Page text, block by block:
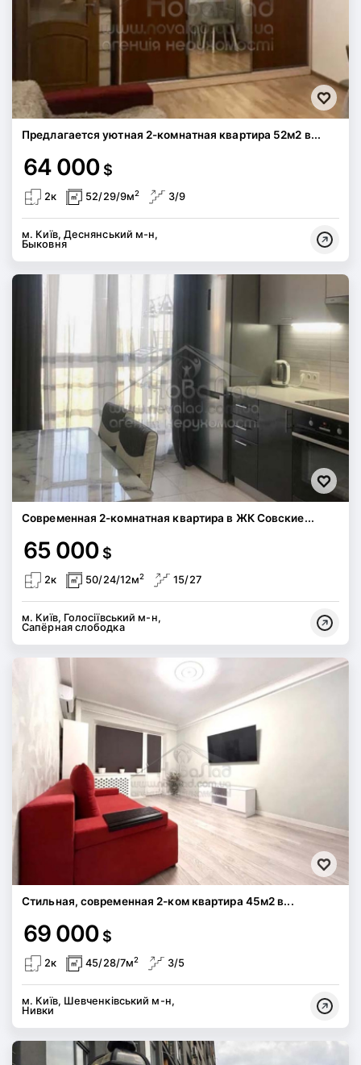
Предлагается уютная 2-комнатная квартира 52м2 в...
64 000 $
2к 52/29/9м2 3/9
м. Київ, Деснянський м-н,
Быковня
Современная 2-комнатная квартира в ЖК Совские...
65 000 $
2к 50/24/12м2 15/27
м. Київ, Голосіївський м-н,
Сапёрная слободка
Стильная, современная 2-ком квартира 45м2 в...
69 000 $
2к 45/28/7м2 3/5
м. Київ, Шевченківський м-н,
Нивки